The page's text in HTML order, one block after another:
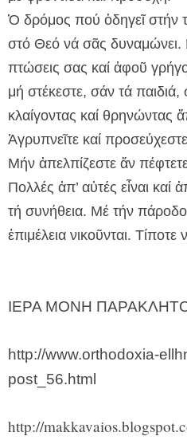
Ὁ δρόμος πού ὁδηγεῖ στήν
στό Θεό νά σᾶς δυναμώνει.
πτώσεις σας καί ἀφοῦ
μή στέκεστε, σάν τά
κλαίγοντας καί θρηνώντας
Ἀγρυπνεῖτε καί
Μήν ἀπελπίζεστε ἄν
Πολλές ἀπ’ αὐτές εἶναι
τή συνήθεια. Μέ τήν
ἐπιμέλεια νικοῦνται.
ΙΕΡΑ ΜΟΝΗ
http://www.orthodoxia-
post_56.html
http://